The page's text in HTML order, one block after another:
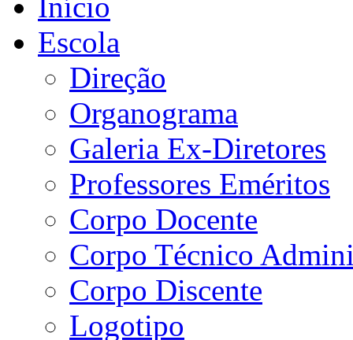
Início
Escola
Direção
Organograma
Galeria Ex-Diretores
Professores Eméritos
Corpo Docente
Corpo Técnico
Corpo Discente
Logotipo